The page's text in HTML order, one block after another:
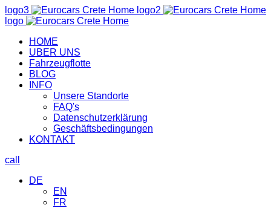
logo3
logo2
logo
ΗΟΜΕ
UBER UNS
Fahrzeugflotte
BLOG
INFO
Unsere Standorte
FAQ's
Datenschutzerklärung
Geschäftsbedingungen
KONTAKT
call
DE
EN
FR